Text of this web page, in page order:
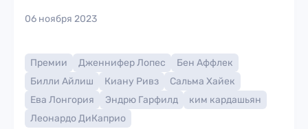
06 ноября 2023
Премии Дженнифер Лопес
Бен Аффлек
Билли Айлиш
Киану Ривз
Сальма Хайек
Ева Лонгория
Эндрю Гарфилд
ким кардашьян
Леонардо ДиКаприо